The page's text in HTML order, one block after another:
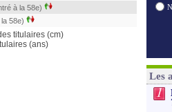
à la 58e)
58e)
titulaires (cm)
(ans)
Les
1